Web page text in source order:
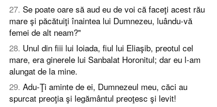
27. Se poate oare să aud eu de voi că faceţi acest rău
mare şi păcătuiţi înaintea lui Dumnezeu, luându-vă
femei de alt neam?"
28. Unul din fiii lui Ioiada, fiul lui Eliaşib, preotul cel
mare, era ginerele lui Sanbalat Horonitul; dar eu l-am
alungat de la mine.
29. Adu-Ţi aminte de ei, Dumnezeul meu, căci au
spurcat preoţia şi legământul preoţesc şi levit!